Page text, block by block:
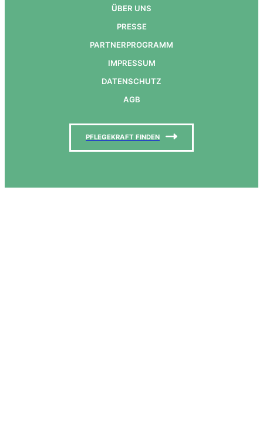
ÜBER UNS
PRESSE
PARTNERPROGRAMM
IMPRESSUM
DATENSCHUTZ
AGB
PFLEGEKRAFT FINDEN